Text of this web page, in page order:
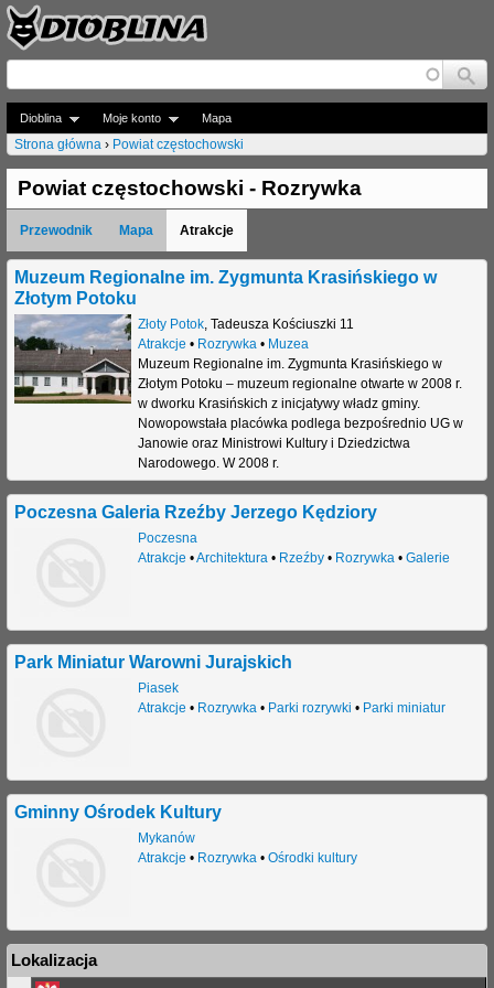
Jump to navigation
Dioblina Moje konto Mapa
J
e
s
t
e
ś
t
j
Strona główna › Powiat częstochowski
Powiat częstochowski - Rozrywka
Przewodnik Mapa Atrakcje
Muzeum Regionalne im. Zygmunta Krasińskiego w
Złotym Potoku
Złoty Potok, Tadeusza Kościuszki 11
Atrakcje • Rozrywka • Muzea
Muzeum Regionalne im. Zygmunta Krasińskiego w
Złotym Potoku – muzeum regionalne otwarte w 2008 r.
w dworku Krasińskich z inicjatywy władz gminy.
Nowopowstała placówka podlega bezpośrednio UG w
Janowie oraz Ministrowi Kultury i Dziedzictwa
Narodowego. W 2008 r.
Poczesna Galeria Rzeźby Jerzego Kędziory
Poczesna
Atrakcje •Architektura • Rzeźby• Rozrywka • Galerie
Park Miniatur Warowni Jurajskich
Piasek
Atrakcje • Rozrywka • Parki rozrywki • Parki miniatur
Gminny Ośrodek Kultury
Mykanów
Atrakcje • Rozrywka • Ośrodki kultury
Lokalizacja